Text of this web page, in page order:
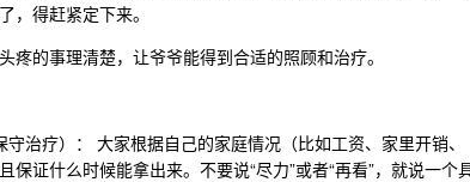
，得赶紧定下来。
的事理清楚，让爷爷能得到合适的照顾和治疗。
治疗）： 大家根据自己的家庭情况（比如工资、家里开销、
证什么时候能拿出来。不要说“尽力”或者“再看”，就说一个